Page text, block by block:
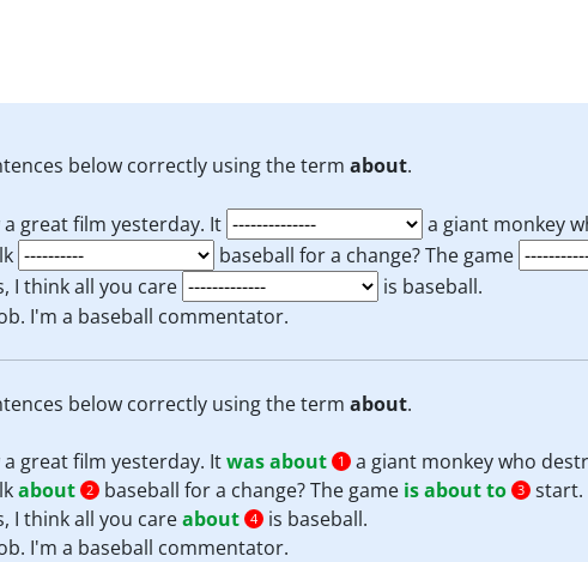
below correctly using the term about.
a great film yesterday. It
a giant monkey
baseball for a change? The game
I think all you care
is baseball.
I'm a baseball commentator.
below correctly using the term about.
a great film yesterday. Itwas about 1
a giant monkey who
about 2 baseball for a change? The game is about to 3 start.
I think all you careabout 4
is baseball.
I'm a baseball commentator.